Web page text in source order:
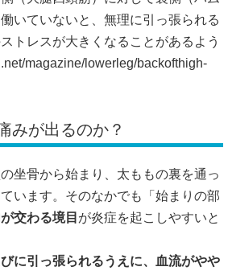
いていないと、無理に引っ張られる
トレスが大きくなることがあるよう
magazine/lowerleg/backofthigh-
みが出るのか？
坐骨から始まり、太ももの裏を通っ
います。そのなかでも「始まりの部
交わる境目 が炎症を起こしやすいと
に引っ張られるうえに、血流がやや